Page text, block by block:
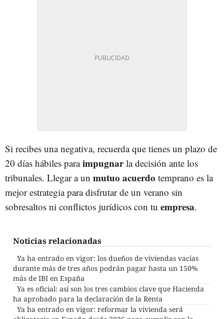
Si recibes una negativa, recuerda que tienes un plazo de
20 días hábiles paraimpugnarla decisión ante los
tribunales. Llegar a un mutuo acuerdo temprano es la
mejor estrategia para disfrutar de un verano sin
sobresaltos ni conflictos jurídicos con tu empresa.
Noticias relacionadas
Ya ha entrado en vigor: los dueños de viviendas vacías
durante más de tres años podrán pagar hasta un 150%
más de IBI en España
Ya es oficial: así son los tres cambios clave que Hacienda
ha aprobado para la declaración de la Renta
Ya ha entrado en vigor: reformar la vivienda será